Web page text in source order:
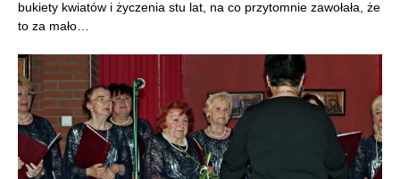
bukiety kwiatów i życzenia stu lat, na co przytomnie zawołała, że
to za mało…